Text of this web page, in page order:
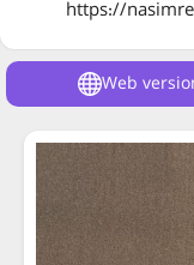
‏https://
Web